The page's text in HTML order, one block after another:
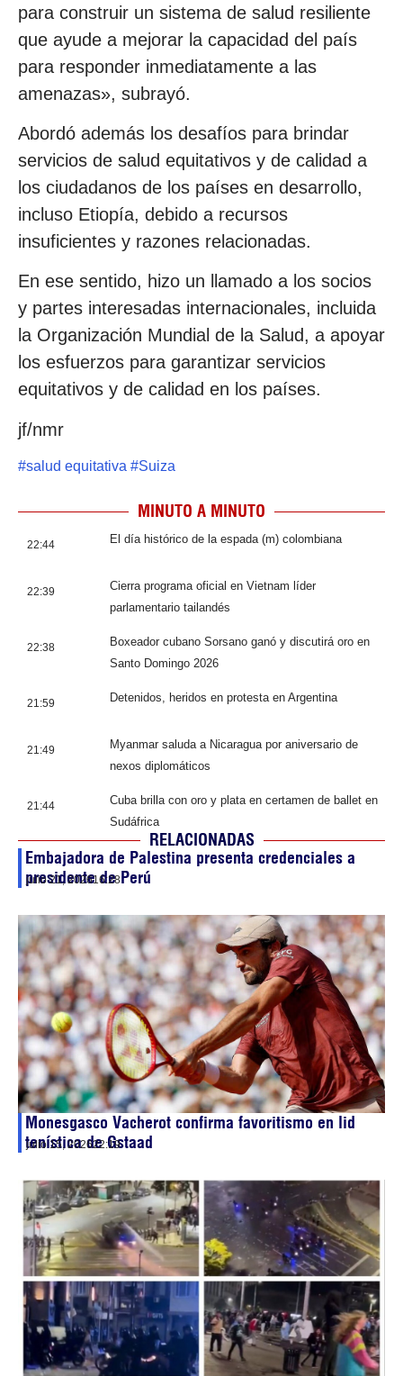
para construir un sistema de salud resiliente
que ayude a mejorar la capacidad del país
para responder inmediatamente a las
amenazas», subrayó.
Abordó además los desafíos para brindar
servicios de salud equitativos y de calidad a
los ciudadanos de los países en desarrollo,
incluso Etiopía, debido a recursos
insuficientes y razones relacionadas.
En ese sentido, hizo un llamado a los socios
y partes interesadas internacionales, incluida
la Organización Mundial de la Salud, a apoyar
los esfuerzos para garantizar servicios
equitativos y de calidad en los países.
jf/nmr
#salud equitativa #Suiza
MINUTO A MINUTO
22:44 El día histórico de la espada (m) colombiana
22:39
Cierra programa oficial en Vietnam líder
parlamentario tailandés
22:38
Boxeador cubano Sorsano ganó y discutirá oro en
Santo Domingo 2026
21:59 Detenidos, heridos en protesta en Argentina
21:49
Myanmar saluda a Nicaragua por aniversario de
nexos diplomáticos
21:44
Cuba brilla con oro y plata en certamen de ballet en
Sudáfrica
RELACIONADAS
Embajadora de Palestina presenta credenciales a
presidente de Perú
julio 21, 202616:28
Monesgasco Vacherot confirma favoritismo en lid
tenística de Gstaad
julio 15, 202622:19